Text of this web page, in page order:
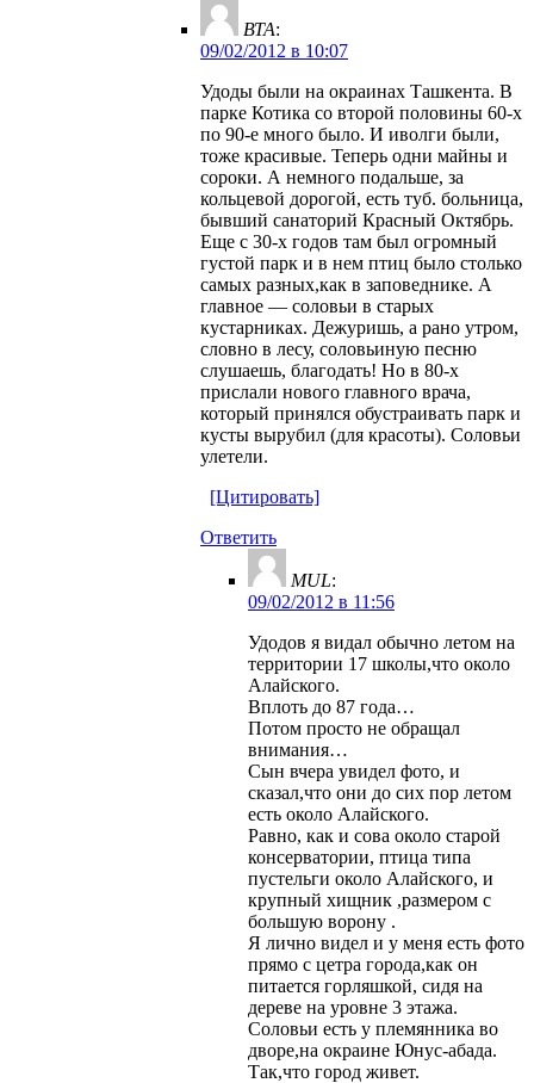
ВТА:
09/02/2012 в 10:07
Удоды были на окраинах Ташкента. В
парке Котика со второй половины 60-х
по 90-е много было. И иволги были,
тоже красивые. Теперь одни майны и
сороки. А немного подальше, за
кольцевой дорогой, есть туб. больница,
бывший санаторий Красный Октябрь.
Еще с 30-х годов там был огромный
густой парк и в нем птиц было столько
самых разных,как в заповеднике. А
главное — соловьи в старых
кустарниках. Дежуришь, а рано утром,
словно в лесу, соловьиную песню
слушаешь, благодать! Но в 80-х
прислали нового главного врача,
который принялся обустраивать парк и
кусты вырубил (для красоты). Соловьи
улетели.
[Цитировать]
Ответить
MUL:
09/02/2012 в 11:56
Удодов я видал обычно летом на
территории 17 школы,что около
Алайского.
Вплоть до 87 года…
Потом просто не обращал
внимания…
Сын вчера увидел фото, и
сказал,что они до сих пор летом
есть около Алайского.
Равно, как и сова около старой
консерватории, птица типа
пустельги около Алайского, и
крупный хищник ,размером с
большую ворону .
Я лично видел и у меня есть фото
прямо с цетра города,как он
питается горляшкой, сидя на
дереве на уровне 3 этажа.
Соловьи есть у племянника во
дворе,на окраине Юнус-абада.
Так,что город живет.